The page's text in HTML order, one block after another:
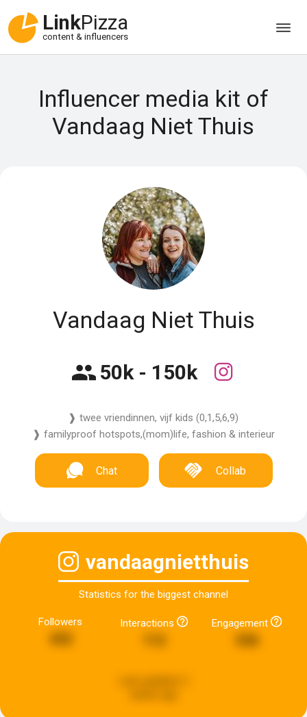
LinkPizza
content & influencers
Influencer media kit of
Vandaag Niet Thuis
Vandaag Niet Thuis
50k - 150k
❱ twee vriendinnen, vijf kids (0,1,5,6,9)
❱ familyproof hotspots,(mom)life, fashion & interieur
Chat Collab
vandaagnietthuis
Statistics for the biggest channel
Followers Interactions Engagement